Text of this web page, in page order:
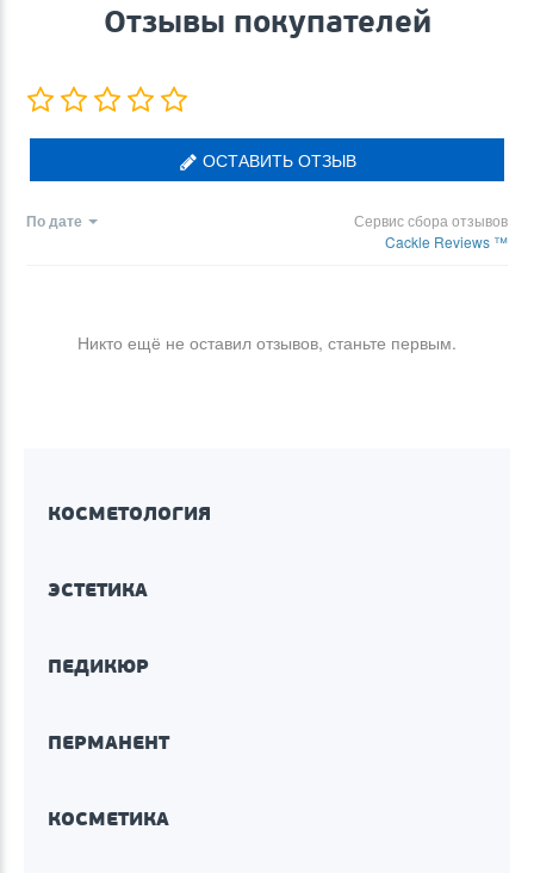
Отзывы покупателей
ОСТАВИТЬ ОТЗЫВ
По дате
Сервис сбора отзывов
Cackle Reviews ™
Никто ещё не оставил отзывов, станьте первым.
КОСМЕТОЛОГИЯ
ЭСТЕТИКА
ПЕДИКЮР
ПЕРМАНЕНТ
КОСМЕТИКА